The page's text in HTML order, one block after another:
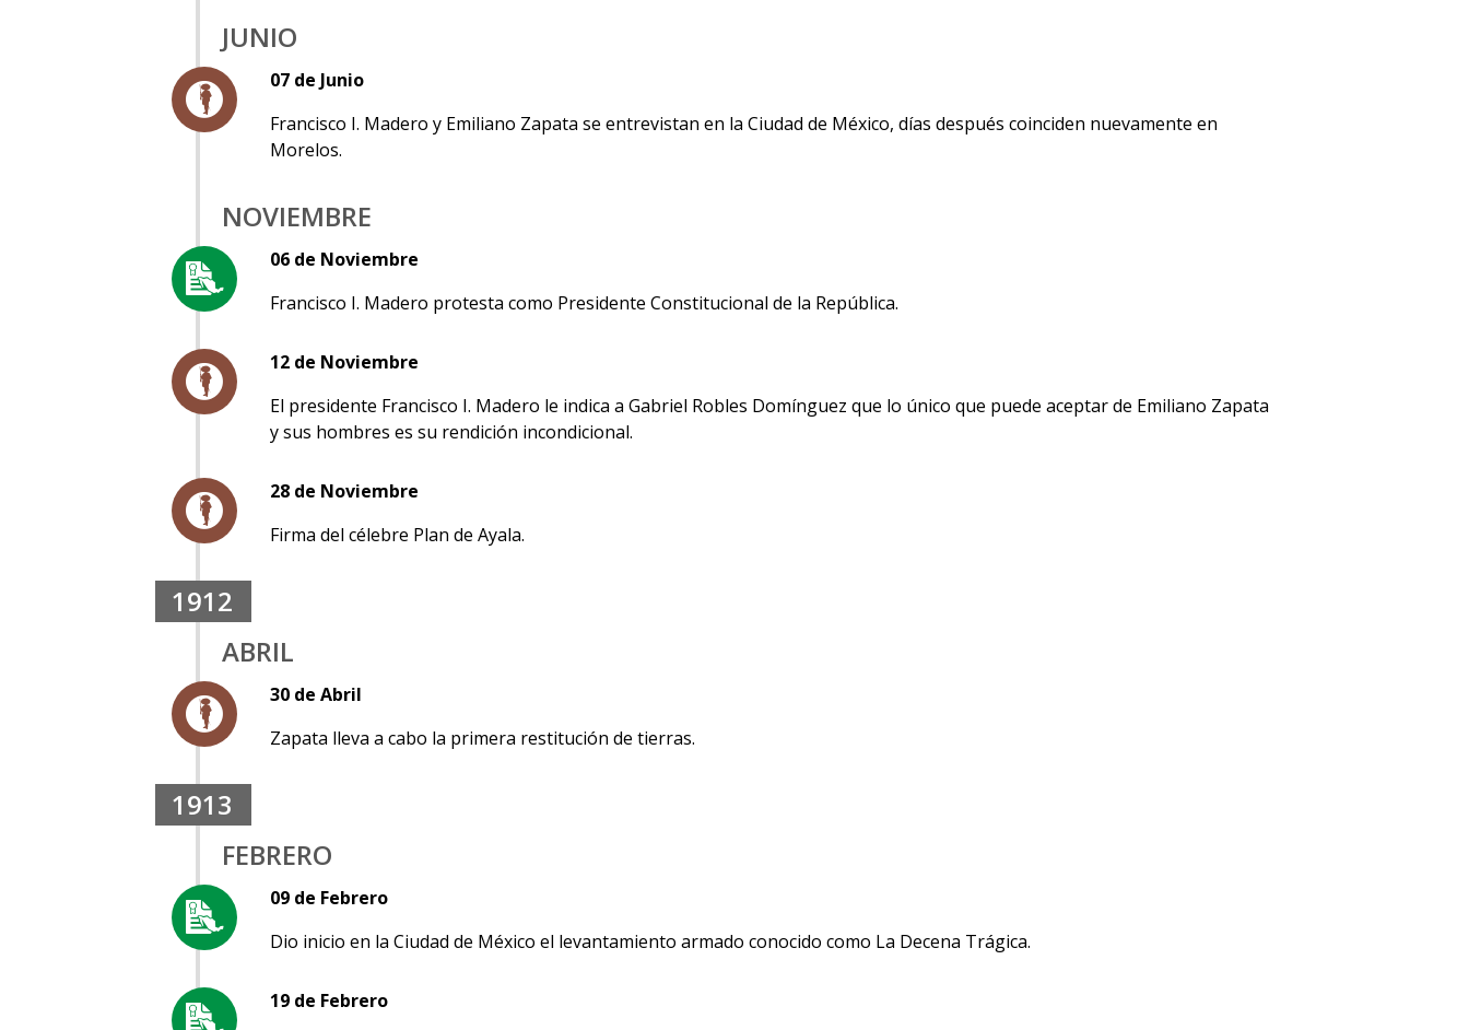
JUNIO
07 de Junio
Francisco I. Madero y Emiliano Zapata se entrevistan en la Ciudad de México, días después coinciden nuevamente en
Morelos.
NOVIEMBRE
06 de Noviembre
Francisco I. Madero protesta como Presidente Constitucional de la República.
12 de Noviembre
El presidente Francisco I. Madero le indica a Gabriel Robles Domínguez que lo único que puede aceptar de Emiliano Zapata
y sus hombres es su rendición incondicional.
28 de Noviembre
Firma del célebre Plan de Ayala.
1912
ABRIL
30 de Abril
Zapata lleva a cabo la primera restitución de tierras.
1913
FEBRERO
09 de Febrero
Dio inicio en la Ciudad de México el levantamiento armado conocido como La Decena Trágica.
19 de Febrero